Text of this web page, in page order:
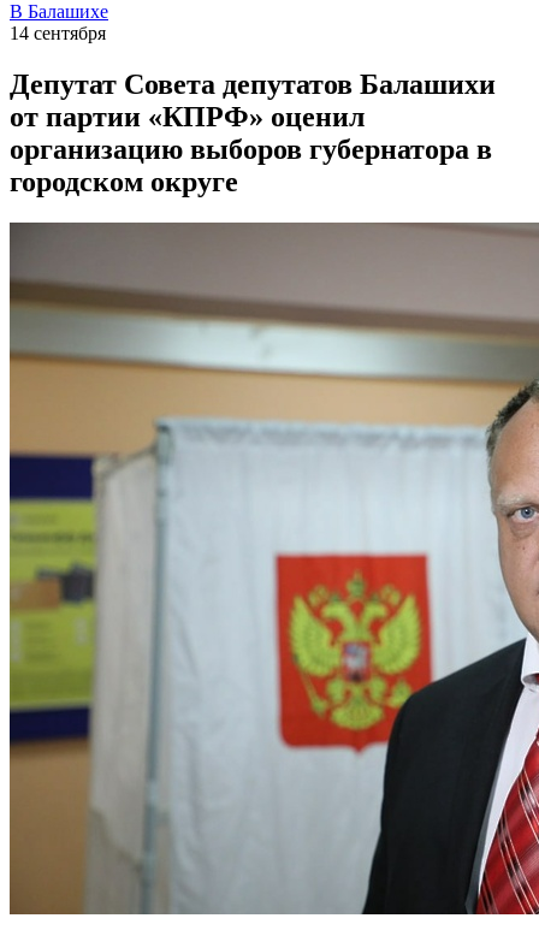
В Балашихе
14 сентября
Депутат Совета депутатов Балашихи
от партии «КПРФ» оценил
организацию выборов губернатора в
городском округе